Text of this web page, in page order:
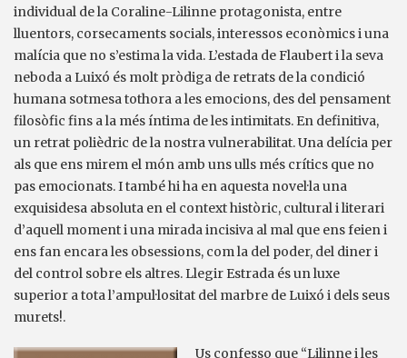
individual de la Coraline-Lilinne protagonista, entre
lluentors, corsecaments socials, interessos econòmics i una
malícia que no s’estima la vida. L’estada de Flaubert i la seva
neboda a Luixó és molt pròdiga de retrats de la condició
humana sotmesa tothora a les emocions, des del pensament
filosòfic fins a la més íntima de les intimitats. En definitiva,
un retrat polièdric de la nostra vulnerabilitat. Una delícia per
als que ens mirem el món amb uns ulls més crítics que no
pas emocionats. I també hi ha en aquesta novel·la una
exquisidesa absoluta en el context històric, cultural i literari
d’aquell moment i una mirada incisiva al mal que ens feien i
ens fan encara les obsessions, com la del poder, del diner i
del control sobre els altres. Llegir Estrada és un luxe
superior a tota l’ampul·lositat del marbre de Luixó i dels seus
murets!.
Us confesso que “Lilinne i les